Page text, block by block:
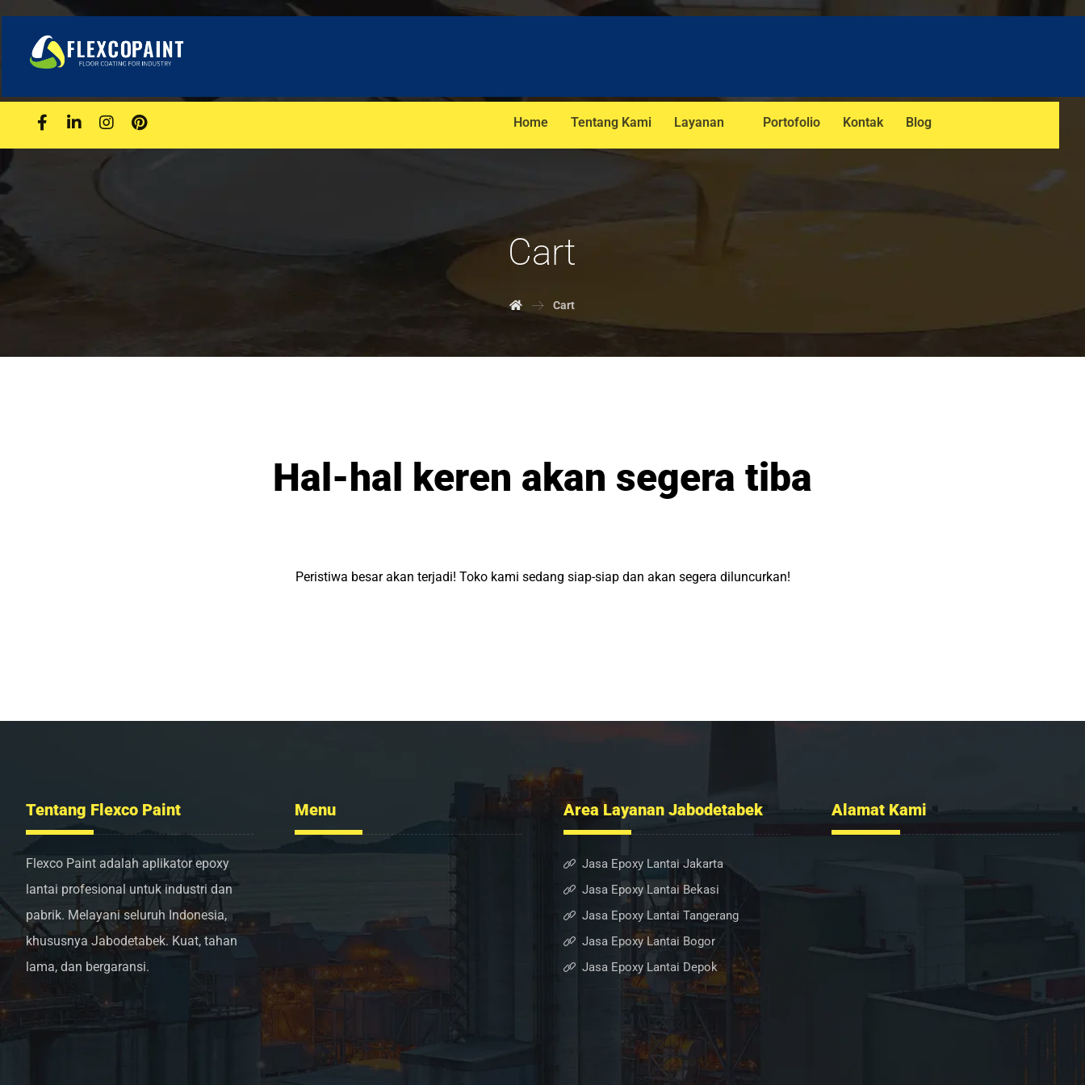
Home Tentang Kami Layanan Portofolio Kontak Blog
Cart
Cart
Hal-hal keren akan segera tiba
Peristiwa besar akan terjadi! Toko kami sedang siap-siap dan akan segera diluncurkan!
Tentang Flexco Paint
Flexco Paint adalah aplikator epoxy
lantai profesional untuk industri dan
pabrik. Melayani seluruh Indonesia,
khususnya Jabodetabek. Kuat, tahan
lama, dan bergaransi.
Menu
Blog
Area Layanan Jabodetabek
Jasa Epoxy Lantai Jakarta
Jasa Epoxy Lantai Bekasi
Jasa Epoxy Lantai Tangerang
Jasa Epoxy Lantai Bogor
Jasa Epoxy Lantai Depok
Alamat Kami
RT.005/RW.003, Bintara Jaya, Kec. Bekasi
Barat, Kota Bekasi, Jawa Barat 17136